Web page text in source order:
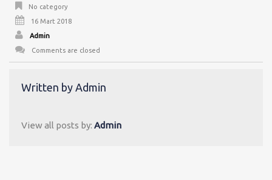
No category
16 Mart 2018
Admin
Comments are closed
Written by Admin
View all posts by: Admin